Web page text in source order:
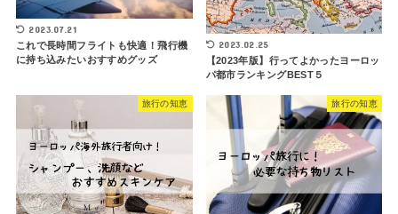
2023.07.21
これで長時間フライトも快適！飛行機
に持ち込みたいおすすめグッズ
2023.02.25
【2023年版】行ってよかったヨーロッ
パ都市ランキングBEST５
旅行の知恵 旅行の知恵